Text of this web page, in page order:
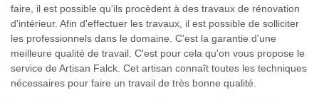
faire, il est possible qu'ils procèdent à des travaux de rénovation
d'intérieur. Afin d'effectuer les travaux, il est possible de solliciter
les professionnels dans le domaine. C'est la garantie d'une
meilleure qualité de travail. C'est pour cela qu'on vous propose le
service de Artisan Falck. Cet artisan connaît toutes les techniques
nécessaires pour faire un travail de très bonne qualité.